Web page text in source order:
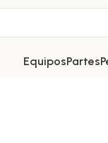
equipos partes